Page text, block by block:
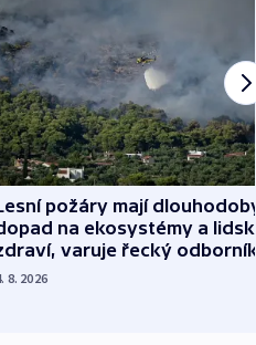
požáry mají dlouhodobý
na ekosystémy a lidské
varuje řecký odborník
8. 2026